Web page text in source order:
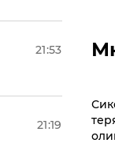
21:53
21:19